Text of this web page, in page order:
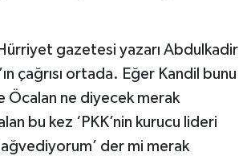
gazetesi yazarı Abdulkadir
çağrısı ortada. Eğer Kandil bunu
Öcalan ne diyecek merak
bu kez ‘PKK’nin kurucu lideri
der mi merak